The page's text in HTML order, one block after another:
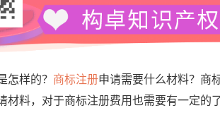
怎样的？ 商标注册申请需要什么材料？商
材料，对于商标注册费用也需要有一定